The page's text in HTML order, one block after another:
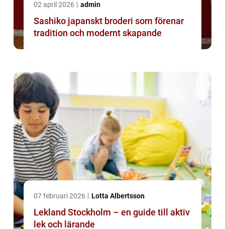
02 april 2026 admin
Sashiko japanskt broderi som förenar
tradition och modernt skapande
07 februari 2026 Lotta Albertsson
Lekland Stockholm – en guide till aktiv
lek och lärande